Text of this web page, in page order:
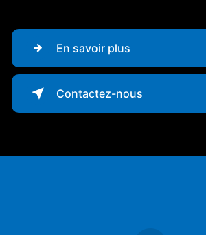
En savoir plus
Contactez-nous